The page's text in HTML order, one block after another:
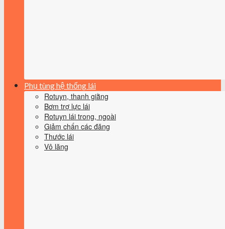
Phụ tùng hệ thống lái
Rotuyn, thanh giằng
Bơm trợ lực lái
Rotuyn lái trong, ngoài
Giảm chấn các đăng
Thước lái
Vô lăng